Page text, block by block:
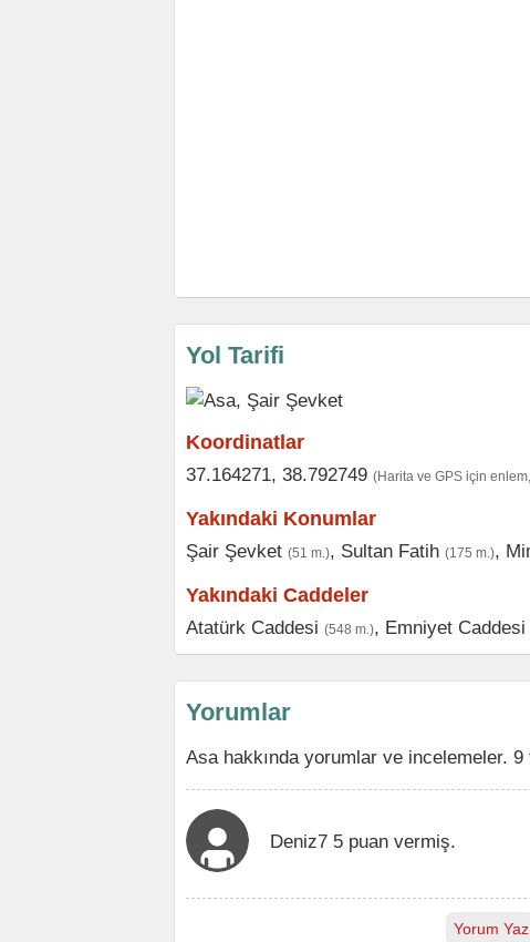
Yol Tarifi
Koordinatlar
37.164271, 38.792749 (Harita ve GPS için
Yakındaki Konumlar
Şair Şevket (51 m.), Sultan Fatih (175 m.),
Yakındaki Caddeler
Atatürk Caddesi (548 m.), Emniyet Caddesi
Yorumlar
Asa hakkında yorumlar ve incelemeler.
Deniz7 5 puan vermiş.
Yorum Yaz